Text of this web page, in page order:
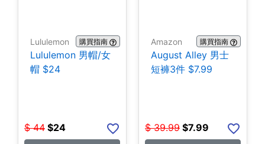
Lululemon 購買指南
Lululemon 男帽/女
帽 $24
$ 44 $24
Amazon 購買指南
August Alley 男士
短褲3件 $7.99
$ 39.99 $7.99